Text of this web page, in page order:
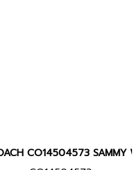
าฬิกาข้อมือ นาฬิกาผู้หญิง
CO14504573 SAMMY